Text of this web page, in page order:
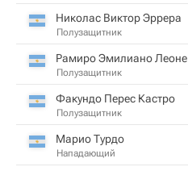
Николас Виктор Эррера
Полузащитник
Рамиро Эмилиано Леоне
Полузащитник
Факундо Перес Кастро
Полузащитник
Марио Турдо
Нападающий